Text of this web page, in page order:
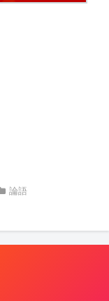
論語